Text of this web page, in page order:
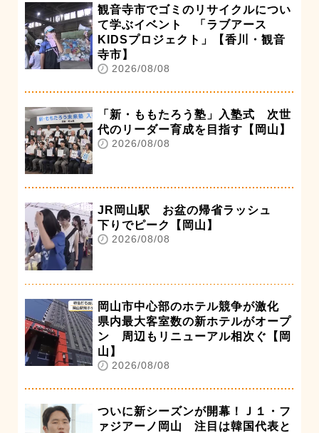
観音寺市でゴミのリサイクルについ
て学ぶイベント 「ラブアース
KIDSプロジェクト」【香川・観音
寺市】
2026/08/08
「新・ももたろう塾」入塾式 次世
代のリーダー育成を目指す【岡山】
2026/08/08
JR岡山駅 お盆の帰省ラッシュ
下りでピーク【岡山】
2026/08/08
岡山市中心部のホテル競争が激化
県内最大客室数の新ホテルがオープ
ン 周辺もリニューアル相次ぐ【岡
山】
2026/08/08
ついに新シーズンが開幕！Ｊ１・フ
ァジアーノ岡山 注目は韓国代表と